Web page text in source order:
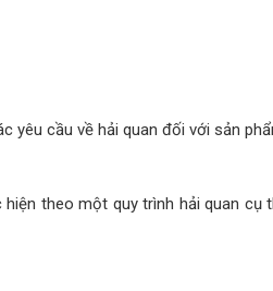
yêu cầu về hải quan đối với sản
theo một quy trình hải quan cụ